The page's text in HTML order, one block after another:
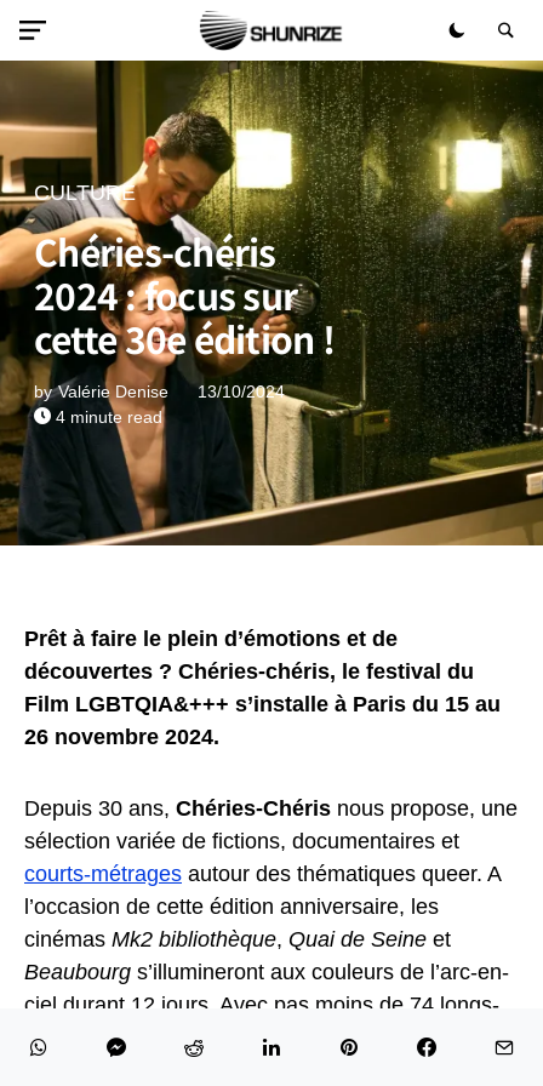
CULTURE
Chéries-chéris
2024 : focus sur
cette 30e édition !
by Valérie Denise
13/10/2024
4 minute read
Prêt à faire le plein d’émotions et de
découvertes ? Chéries-chéris, le festival du
Film LGBTQIA&+++ s’installe à Paris du 15 au
26 novembre 2024.
Depuis 30 ans, Chéries-Chéris nous propose, une
sélection variée de fictions, documentaires et
courts-métrages autour des thématiques queer. A
l’occasion de cette édition anniversaire, les
cinémas Mk2 bibliothèque, Quai de Seine et
Beaubourg s’illumineront aux couleurs de l’arc-en-
ciel durant 12 jours. Avec pas moins de 74 longs-
métrages et 77 courts-métrages, il y a de quoi